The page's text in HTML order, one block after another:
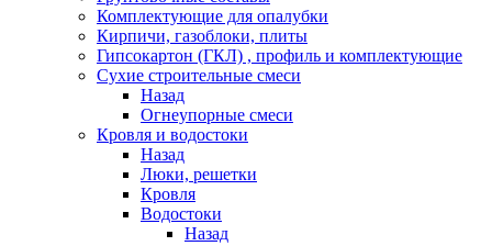
Комплектующие для опалубки
Кирпичи, газоблоки, плиты
Гипсокартон (ГКЛ) , профиль и комплектующие
Сухие строительные смеси
Назад
Огнеупорные смеси
Кровля и водостоки
Назад
Люки, решетки
Кровля
Водостоки
Назад